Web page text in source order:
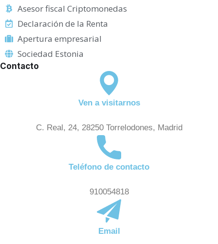
Asesor fiscal Criptomonedas
Declaración de la Renta
Apertura empresarial
Sociedad Estonia
Contacto
Ven a visitarnos
C. Real, 24, 28250 Torrelodones, Madrid
Teléfono de contacto
910054818
Email